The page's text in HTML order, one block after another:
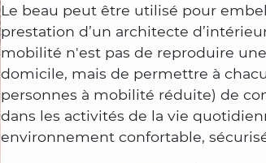
Le beau peut être utilisé pour
prestation d’un architecte
mobilité n'est pas de reproduire
domicile, mais de permettre à
personnes à mobilité réduite) de
dans les activités de la vie
environnement confortable,